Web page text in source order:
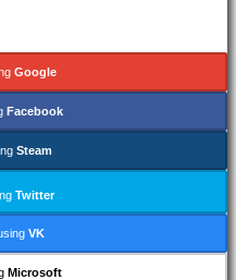
Google
Facebook
Steam
Twitter
VK
Microsoft